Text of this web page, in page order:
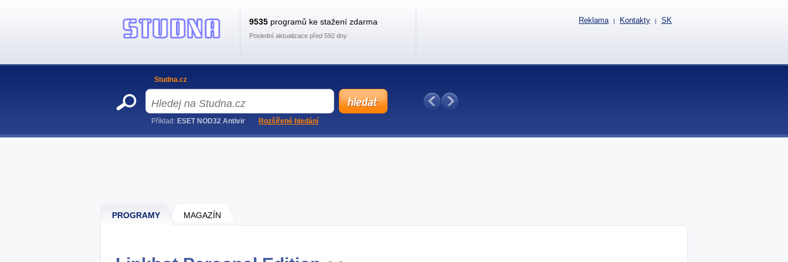
PROGRAMY MAGAZÍN
9535 programů ke stažení zdarma
Poslední aktualizace před 592 dny
Reklama | Kontakty | SK
Studna.cz
Příklad: ESET NOD32 Antivir Rozšířené hledání